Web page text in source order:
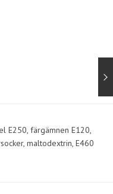
E250, färgämnen E120,
maltodextrin, E460